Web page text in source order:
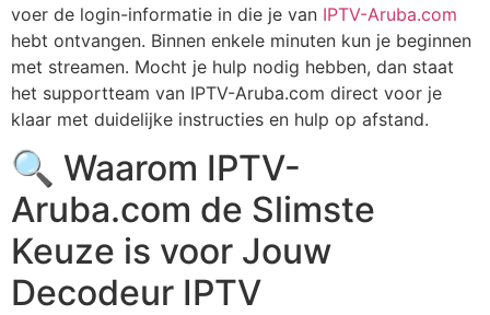
voer de login-informatie in die je van IPTV-Aruba.com
hebt ontvangen. Binnen enkele minuten kun je beginnen
met streamen. Mocht je hulp nodig hebben, dan staat
het supportteam van IPTV-Aruba.com direct voor je
klaar met duidelijke instructies en hulp op afstand.
🔍 Waarom IPTV-
Aruba.com de Slimste
Keuze is voor Jouw
Decodeur IPTV